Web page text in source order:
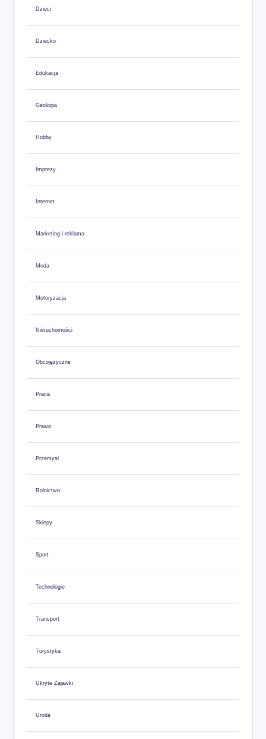
Dzieci
Dziecko
Edukacja
Geologia
Hobby
Imprezy
Internet
Marketing i reklama
Moda
Motoryzacja
Nieruchomości
Obcojęzyczne
Praca
Prawo
Przemysł
Rolnictwo
Sklepy
Sport
Technologie
Transport
Turystyka
Ukryte Zajawki
Uroda